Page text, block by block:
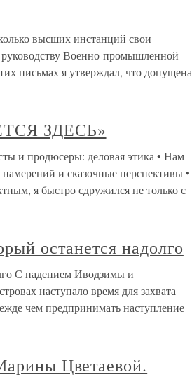
высших инстанций свои
Военно-промышленной
письмах я утверждал, что допущена
ЗДЕСЬ»
продюсеры: деловая этика • Нам
и сказочные перспективы •
я быстро сдружился не только с
останется надолго
С падением Иводзимы и
наступало время для захвата
чем предпринимать наступление
Цветаевой.